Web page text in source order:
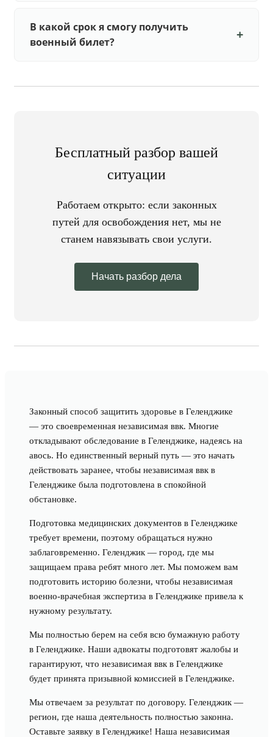
В какой срок я смогу получить
военный билет?
Бесплатный разбор вашей
ситуации
Работаем открыто: если законных
путей для освобождения нет, мы не
станем навязывать свои услуги.
Начать разбор дела
Законный способ защитить здоровье в Геленджике
— это своевременная независимая ввк. Многие
откладывают обследование в Геленджике, надеясь на
авось. Но единственный верный путь — это начать
действовать заранее, чтобы независимая ввк в
Геленджике была подготовлена в спокойной
обстановке.
Подготовка медицинских документов в Геленджике
требует времени, поэтому обращаться нужно
заблаговременно. Геленджик — город, где мы
защищаем права ребят много лет. Мы поможем вам
подготовить историю болезни, чтобы независимая
военно-врачебная экспертиза в Геленджике привела к
нужному результату.
Мы полностью берем на себя всю бумажную работу
в Геленджике. Наши адвокаты подготовят жалобы и
гарантируют, что независимая ввк в Геленджике
будет принята призывной комиссией в Геленджике.
Мы отвечаем за результат по договору. Геленджик —
регион, где наша деятельность полностью законна.
Оставьте заявку в Геленджике! Наша независимая